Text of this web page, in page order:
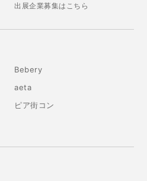
出展企業募集はこちら
Bebery
aeta
ピア街コン